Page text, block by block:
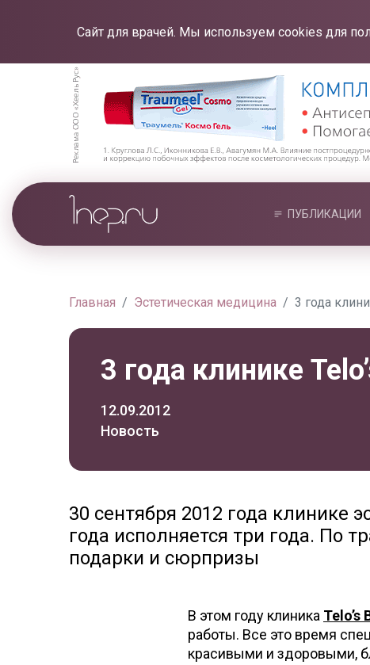
Сайт для врачей. Мы используем cookies для
ПУБЛИКАЦИИ
Главная Эстетическая медицина 3 года
3 года клинике
12.09.2012
Новость
30 сентября 2012 года клинике
года исполняется три года. По
подарки и сюрпризы
В этом году клиника Telo’s
работы. Все это время
красивыми и здоровыми,